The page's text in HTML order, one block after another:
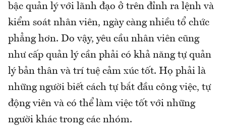
bậc quản lý với lãnh đạo ở trên đỉnh ra lệnh và
kiểm soát nhân viên, ngày càng nhiều tổ chức
phẳng hơn. Do vậy, yêu cầu nhân viên cũng
như cấp quản lý cần phải có khả năng tự quản
lý bản thân và trí tuệ cảm xúc tốt. Họ phải là
những người biết cách tự bắt đầu công việc, tự
động viên và có thể làm việc tốt với những
người khác trong các nhóm.